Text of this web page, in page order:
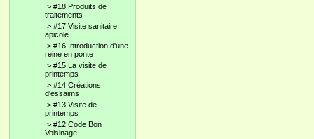
> #18 Produits de
traitements
> #17 Visite sanitaire
apicole
> #16 Introduction d'une
reine en ponte
> #15 La visite de
printemps
> #14 Créations
d'essaims
> #13 Visite de
printemps
> #12 Code Bon
Voisinage